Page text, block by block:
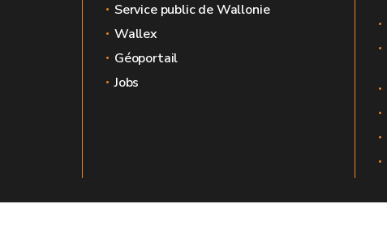
Service public de Wallonie
Wallex
Géoportail
Jobs